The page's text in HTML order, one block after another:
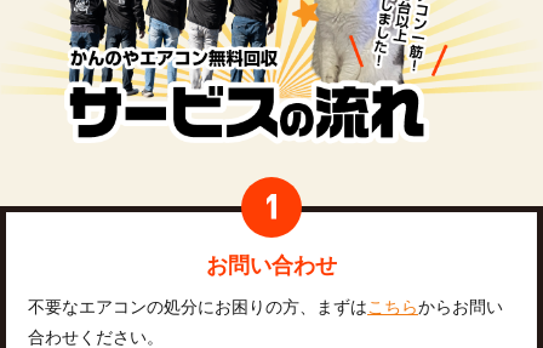
きっと今頃、キャンセルとクレームの嵐で商売になりません。ですか
ら、繰り返しますが本当に無料で回収いたします。
お問い合わせ
不要なエアコンの処分にお困りの方、まずはこちらからお問い
合わせください。